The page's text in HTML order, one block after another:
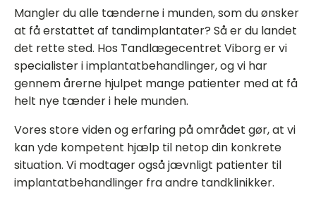
Mangler du alle tænderne i munden, som du ønsker
at få erstattet af tandimplantater? Så er du landet
det rette sted. Hos Tandlægecentret Viborg er vi
specialister i implantatbehandlinger, og vi har
gennem årerne hjulpet mange patienter med at få
helt nye tænder i hele munden.
Vores store viden og erfaring på området gør, at vi
kan yde kompetent hjælp til netop din konkrete
situation. Vi modtager også jævnligt patienter til
implantatbehandlinger fra andre tandklinikker.